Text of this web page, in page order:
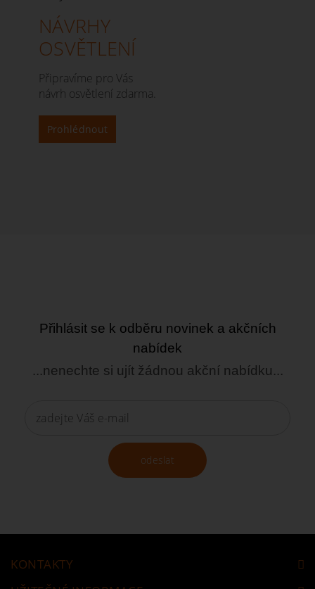
NÁVRHY
OSVĚTLENÍ
Připravíme pro Vás
návrh osvětlení zdarma.
Prohlédnout
Přihlásit se k odběru novinek a akčních
nabídek
...nenechte si ujít žádnou akční nabídku...
odeslat
KONTAKTY